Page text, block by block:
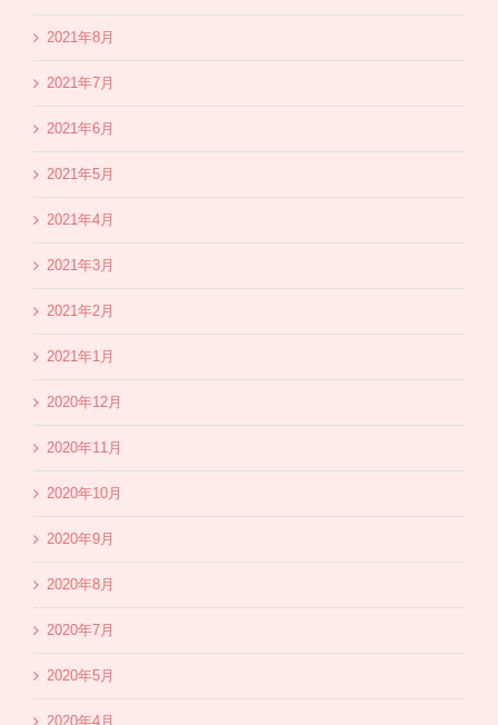
2021年8月
2021年7月
2021年6月
2021年5月
2021年4月
2021年3月
2021年2月
2021年1月
2020年12月
2020年11月
2020年10月
2020年9月
2020年8月
2020年7月
2020年5月
2020年4月